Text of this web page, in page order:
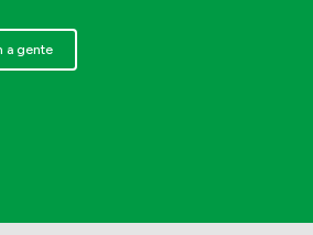
a gente